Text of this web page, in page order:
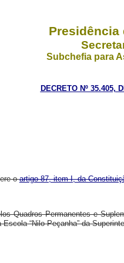
Presidência
Subchefia para
DECRETO Nº 35.405,
oartigo 87, item I, da
Quadros Permanentes e
“Nilo Peçanha” da